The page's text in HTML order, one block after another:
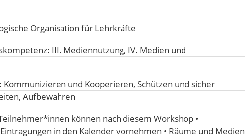
Organisation für Lehrkräfte
III. Mediennutzung, IV. Medien und
Kommunizieren und Kooperieren, Schützen und sicher
Aufbewahren
können nach diesem Workshop •
in den Kalender vornehmen • Räume und Medien